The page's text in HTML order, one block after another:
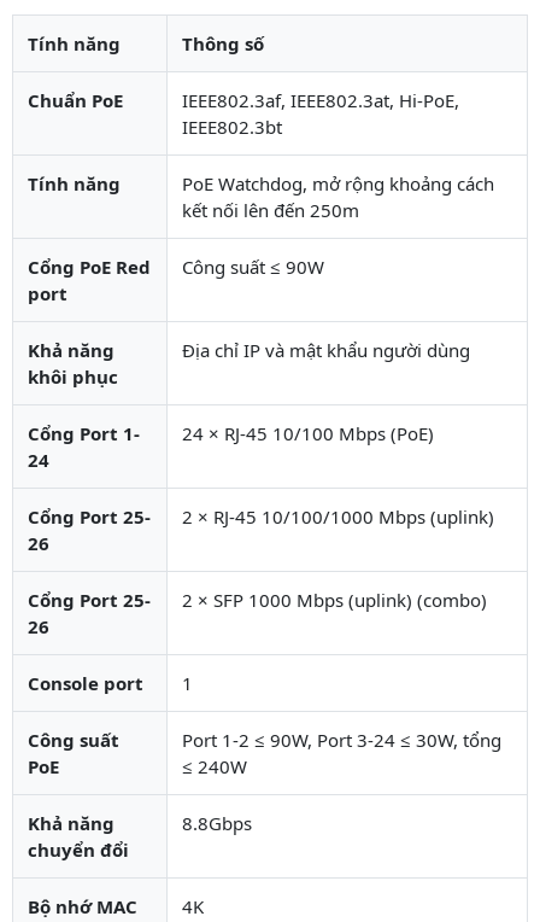
Tính năng Thông số
Chuẩn PoE
IEEE802.3af, IEEE802.3at, Hi-PoE,
IEEE802.3bt
Tính năng
PoE Watchdog, mở rộng khoảng cách
kết nối lên đến 250m
Cổng PoE Red
port
Công suất ≤ 90W
Khả năng
khôi phục
Địa chỉ IP và mật khẩu người dùng
Cổng Port 1-
24
24 × RJ-45 10/100 Mbps (PoE)
Cổng Port 25-
26
2 × RJ-45 10/100/1000 Mbps (uplink)
Cổng Port 25-
26
2 × SFP 1000 Mbps (uplink) (combo)
Console port 1
Công suất
PoE
Port 1-2 ≤ 90W, Port 3-24 ≤ 30W, tổng
≤ 240W
Khả năng
chuyển đổi
8.8Gbps
Bộ nhớ MAC 4K